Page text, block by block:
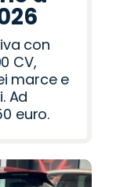
con
CV,
marce e
Ad
euro.